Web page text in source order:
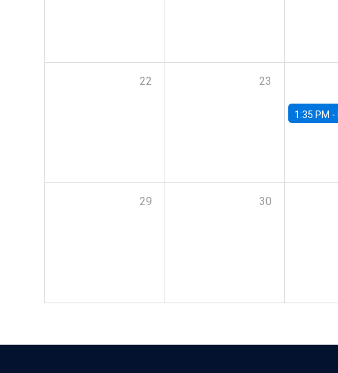
22 23
1:35 PM -
29 30